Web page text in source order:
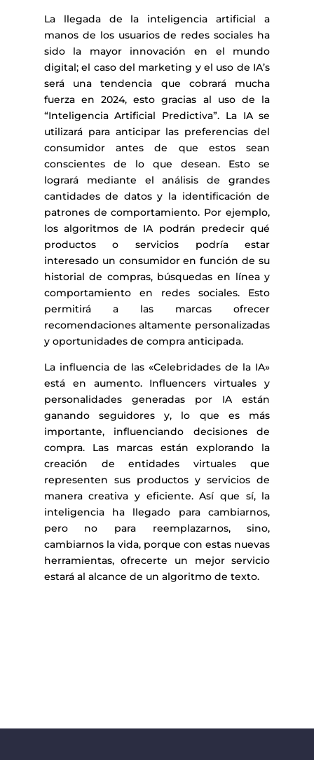
La llegada de la inteligencia artificial a
manos de los usuarios de redes sociales ha
sido la mayor innovación en el mundo
digital; el caso del marketing y el uso de IA’s
será una tendencia que cobrará mucha
fuerza en 2024, esto gracias al uso de la
“Inteligencia Artificial Predictiva”. La IA se
utilizará para anticipar las preferencias del
consumidor antes de que estos sean
conscientes de lo que desean. Esto se
logrará mediante el análisis de grandes
cantidades de datos y la identificación de
patrones de comportamiento. Por ejemplo,
los algoritmos de IA podrán predecir qué
productos o servicios podría estar
interesado un consumidor en función de su
historial de compras, búsquedas en línea y
comportamiento en redes sociales. Esto
permitirá a las marcas ofrecer
recomendaciones altamente personalizadas
y oportunidades de compra anticipada.
La influencia de las «Celebridades de la IA»
está en aumento. Influencers virtuales y
personalidades generadas por IA están
ganando seguidores y, lo que es más
importante, influenciando decisiones de
compra. Las marcas están explorando la
creación de entidades virtuales que
representen sus productos y servicios de
manera creativa y eficiente. Así que sí, la
inteligencia ha llegado para cambiarnos,
pero no para reemplazarnos, sino,
cambiarnos la vida, porque con estas nuevas
herramientas, ofrecerte un mejor servicio
estará al alcance de un algoritmo de texto.